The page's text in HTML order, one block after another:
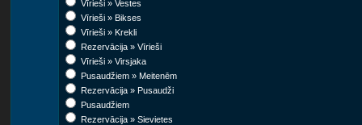
Vīrieši » Vestes
Vīrieši » Bikses
Vīrieši » Krekli
Rezervācija » Vīrieši
Vīrieši » Virsjaka
Pusaudžiem » Meitenēm
Rezervācija » Pusaudži
Pusaudžiem
Rezervācija » Sievietes